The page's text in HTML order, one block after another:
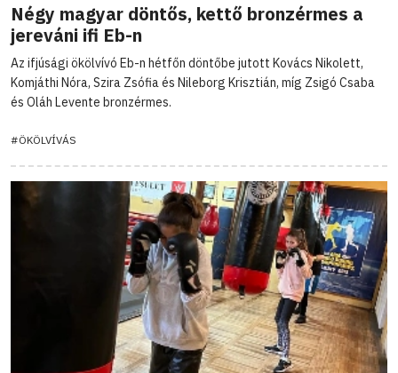
Négy magyar döntős, kettő bronzérmes a
jereváni ifi Eb-n
Az ifjúsági ökölvívó Eb-n hétfőn döntőbe jutott Kovács Nikolett,
Komjáthi Nóra, Szira Zsófia és Nileborg Krisztián, míg Zsigó Csaba
és Oláh Levente bronzérmes.
#ÖKÖLVÍVÁS